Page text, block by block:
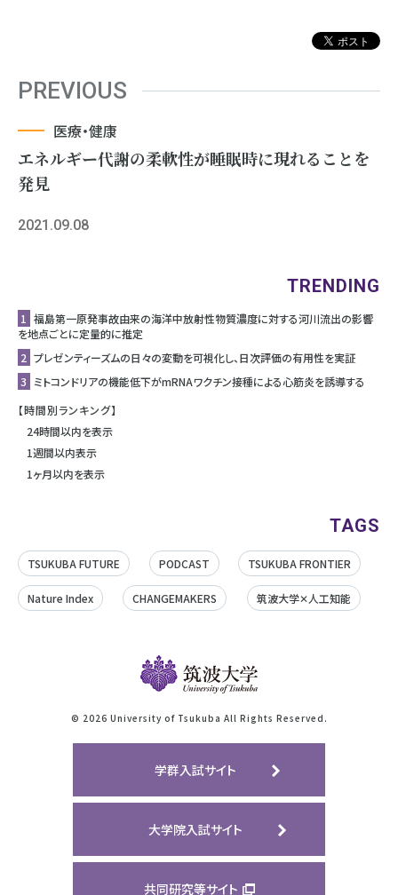
PREVIOUS
医療・健康
エネルギー代謝の柔軟性が睡眠時に現れることを
発見
2021.09.08
TRENDING
1 福島第一原発事故由来の海洋中放射性物質濃度に対する河川流出の影響
を地点ごとに定量的に推定
2 プレゼンティーズムの日々の変動を可視化し、日次評価の有用性を実証
3 ミトコンドリアの機能低下がmRNAワクチン接種による心筋炎を誘導する
【時間別ランキング】
24時間以内を表示
1週間以内表示
1ヶ月以内を表示
TAGS
TSUKUBA FUTURE PODCAST TSUKUBA FRONTIER
Nature Index CHANGEMAKERS 筑波大学✕人工知能
© 2026 University of Tsukuba All Rights Reserved.
学群入試サイト
大学院入試サイト
共同研究等サイト